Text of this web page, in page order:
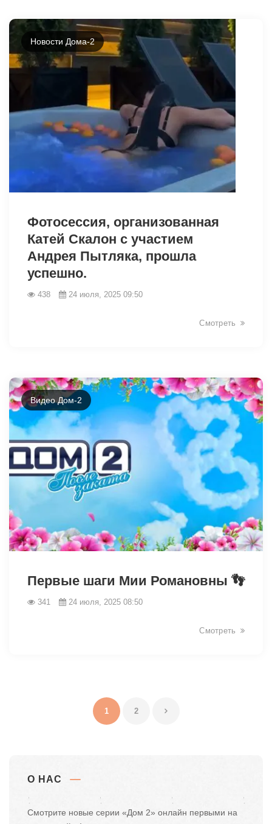
Новости Дома-2
Фотосессия, организованная
Катей Скалон с участием
Андрея Пытляка, прошла
успешно.
438 24 июля, 2025 09:50
Смотреть
Видео Дом-2
Первые шаги Мии Романовны 👣
341 24 июля, 2025 08:50
Смотреть
1 2
О НАС
Смотрите новые серии «Дом 2» онлайн первыми на